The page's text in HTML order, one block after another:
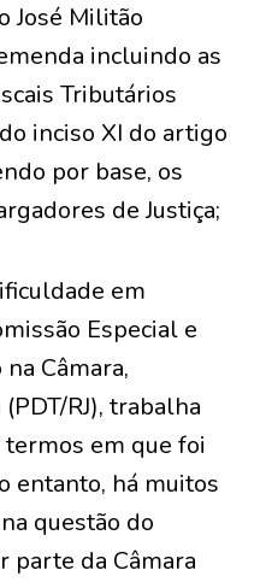
José Militão
incluindo as
Tributários
inciso XI do artigo
por base, os
de Justiça;
em
Especial e
Câmara,
RJ), trabalha
termos em que foi
entanto, há muitos
questão do
parte da Câmara